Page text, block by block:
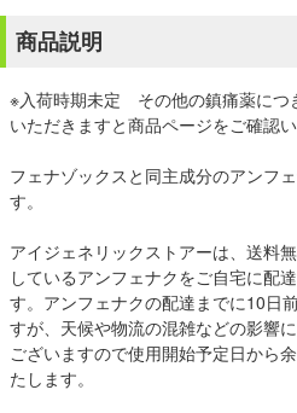
商品説明
※入荷時期未定 その他の鎮痛薬につ
いただきますと商品ページをご確認い
フェナゾックスと同主成分のアンフ
す。
アイジェネリックストアーは、送料
しているアンフェナクをご自宅に配
す。アンフェナクの配達までに10日
すが、天候や物流の混雑などの影響
ございますので使用開始予定日から
たします。